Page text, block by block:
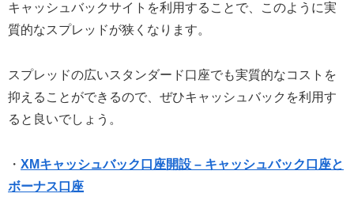
キャッシュバックサイトを利用することで、このように実
質的なスプレッドが狭くなります。
スプレッドの広いスタンダード口座でも実質的なコストを
抑えることができるので、ぜひキャッシュバックを利用す
ると良いでしょう。
・ XMキャッシュバック口座開設 – キャッシュバック口座と
ボーナス口座